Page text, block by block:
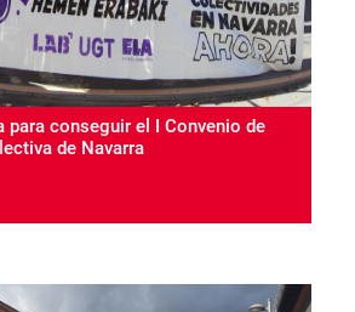
para conseguir el I Convenio de
de Navarra